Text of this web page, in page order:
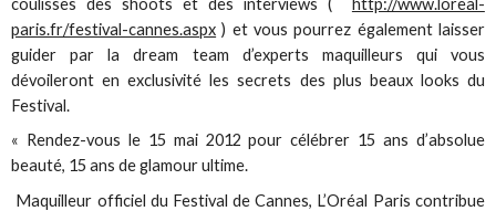
coulisses des shoots et des interviews (
http://www.loreal-
paris.fr/festival-cannes.aspx ) et vous pourrez également laisser
guider par la dream team d’experts maquilleurs qui vous
dévoileront en exclusivité les secrets des plus beaux looks du
Festival.
« Rendez-vous le 15 mai 2012 pour célébrer 15 ans d’absolue
beauté, 15 ans de glamour ultime.
Maquilleur officiel du Festival de Cannes, L’Oréal Paris contribue